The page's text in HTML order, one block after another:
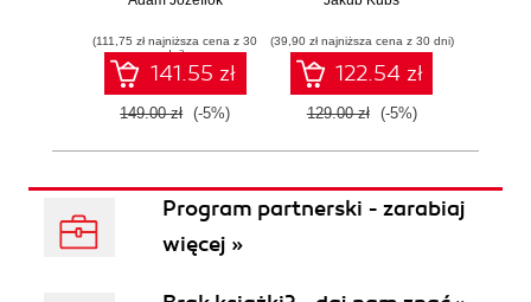
(111,75 zł najniższa cena z 30
dni)
141.55 zł
149.00 zł (-5%)
(39,90 zł najniższa cena z 30 dni)
122.54 zł
129.00 zł (-5%)
Program partnerski - zarabiaj
więcej »